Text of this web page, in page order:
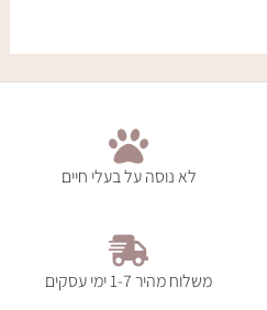
לא נוסה על בעלי חיים
משלוח מהיר 1-7 ימי עסקים